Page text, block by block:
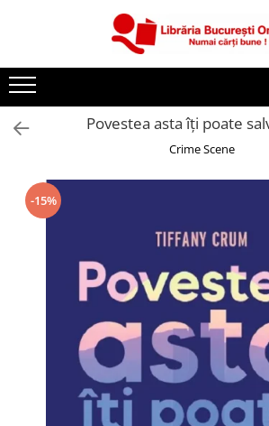
Artă și Enciclopedii
Beletristică
Cărți pentru copii
Cărți pentru tineri
Dezvoltare Personală
Diete și Fitness
Familie și Cuplu
Hobby și Divertisment
Istorie și Civilizații
Istorie și Conspirații
Povestea asta îți poate
Crime Scene
-15%